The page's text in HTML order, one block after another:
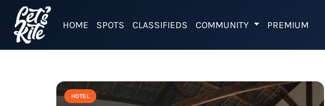
HOME SPOTS CLASSIFIEDS COMMUNITY PREMIUM
HOTEL